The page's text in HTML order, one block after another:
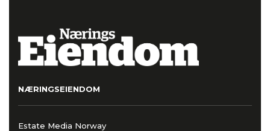
NÆRINGSEIENDOM
Estate Media Norway